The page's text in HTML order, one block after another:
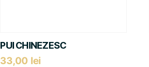
PUI CHINEZESC
33,00 lei